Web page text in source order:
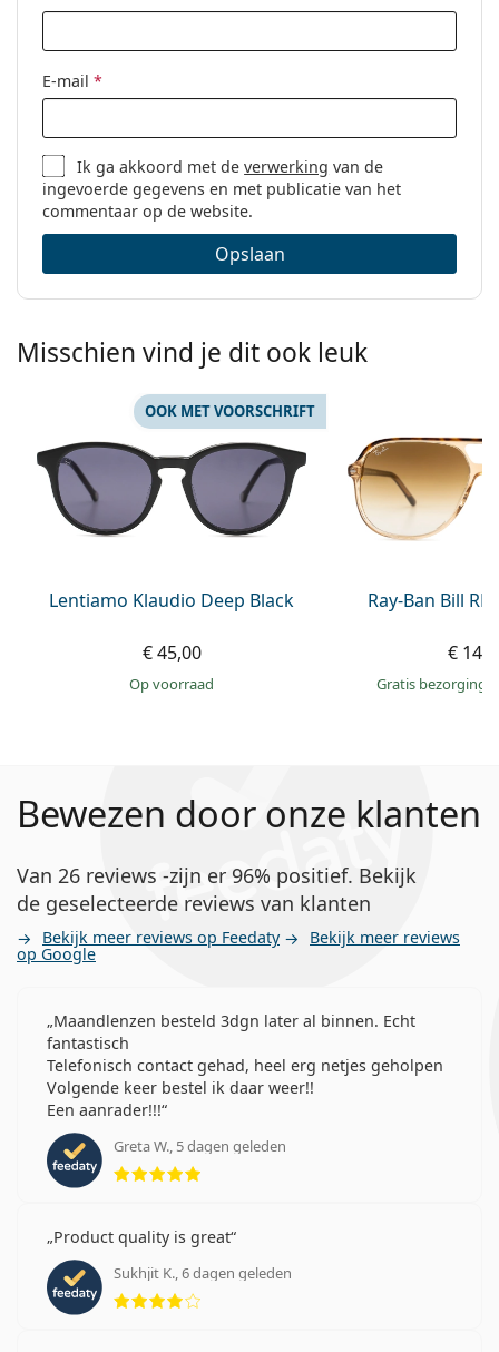
E-mail *
Ik ga akkoord met deverwerking van de
ingevoerde gegevens en met publicatie van het
commentaar op de website.
Opslaan
Misschien vind je dit ook leuk
Lentiamo Klaudio Deep Black
OOK MET VOORSCHRIFT
€ 45,00
op voorraad
Ray-Ban Bill
€
Gratis bezorging
Bewezen door onze klanten
Van 26 reviews -zijn er 96% positief. Bekijk
de geselecteerde reviews van klanten
Bekijk meer reviews op Feedaty Bekijk meer reviews
op Google
Maandlenzen besteld 3dgn later al binnen. Echt
fantastisch
Telefonisch contact gehad, heel erg netjes geholpen
Volgende keer bestel ik daar weer!!
Een aanrader!!!
Greta W., 5 dagen geleden
Beoordeling 5 van 5
Product quality is great
Sukhjit K., 6 dagen geleden
Beoordeling 4 van 5